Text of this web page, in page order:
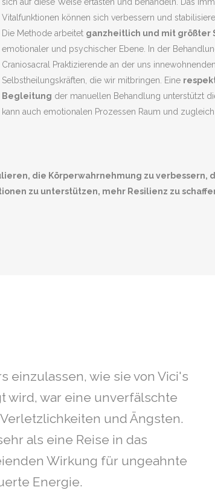
Vitalfunktionen können sich verbessern und
Die Methode arbeitet ganzheitlich und mit größter
emotionaler und psychischer Ebene. In der
Craniosacral Praktizierende an der uns
Selbstheilungskräften, die wir mitbringen. Eine
Begleitung der manuellen Behandlung unterstützt
kann auch emotionalen Prozessen Raum und zugleich
die Körperwahrnehmung zu verbessern,
zu unterstützen, mehr Resilienz zu
einzulassen, wie sie von Vici's
wird, war eine unverfälschte
und Ängsten.
als eine Reise in das
Wirkung für ungeahnte
Energie.